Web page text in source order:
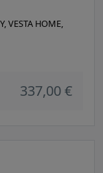
VESTA HOME,
337,00 €